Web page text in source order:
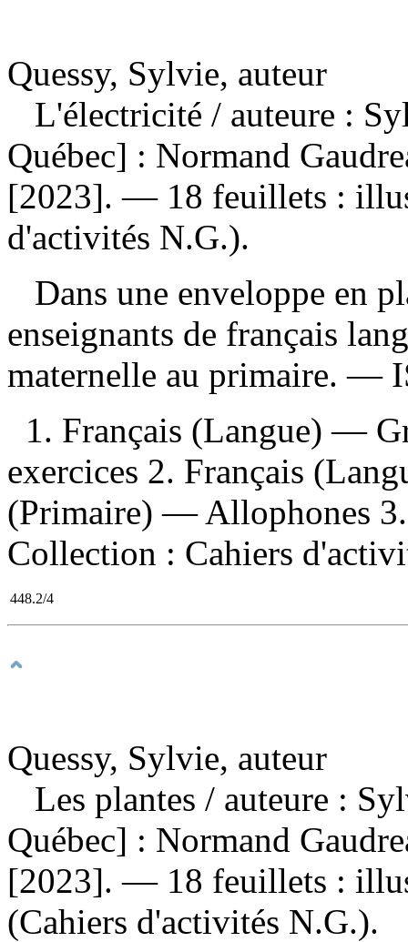
Quessy, Sylvie, auteur
L'électricité / auteure :
Québec] : Normand
[2023]. — 18 feuillets :
d'activités N.G.).
Dans une enveloppe en
enseignants de français
maternelle au primaire. —
1. Français (Langue) —
exercices 2. Français
(Primaire) — Allophones
Collection : Cahiers
448.2/4
Quessy, Sylvie, auteur
Les plantes / auteure :
Québec] : Normand
[2023]. — 18 feuillets :
(Cahiers d'activités N.G.).